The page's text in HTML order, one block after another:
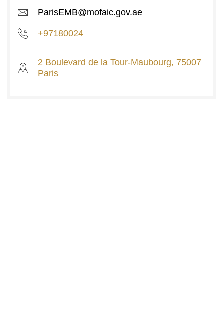
ParisEMB@mofaic.gov.ae
+97180024
2 Boulevard de la Tour-Maubourg, 75007
Paris